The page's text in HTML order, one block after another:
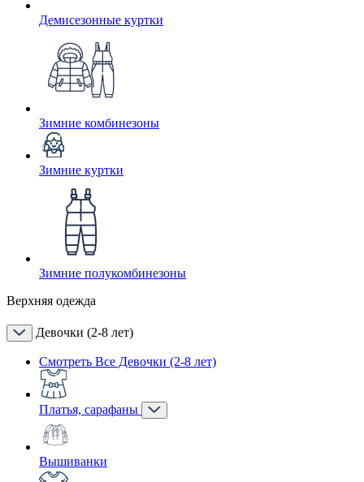
Демисезонные куртки
Зимние комбинезоны
Зимние куртки
Зимние полукомбинезоны
Верхняя одежда
Девочки (2-8 лет)
Смотреть Все Девочки (2-8 лет)
Платья, сарафаны
Вышиванки